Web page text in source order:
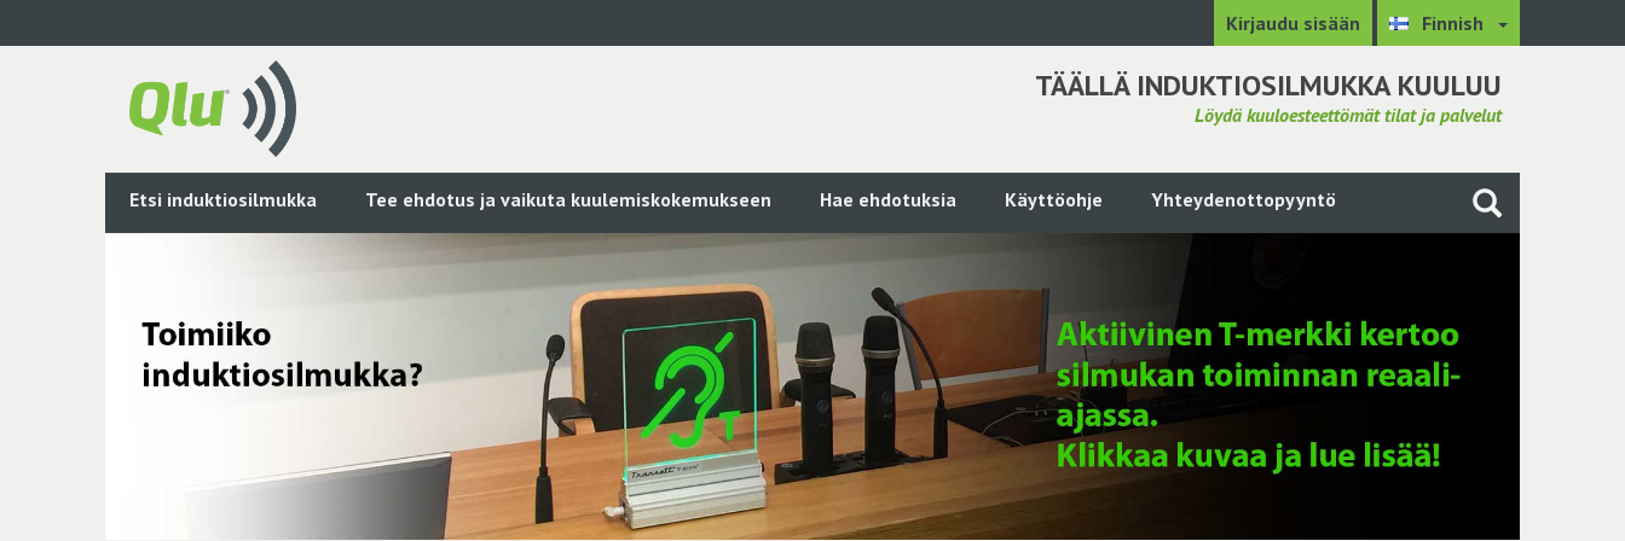
Kirjaudu sisään Finnish
TÄÄLLÄ INDUKTIOSILMUKKA KUULUU
Löydä kuuloesteettömät tilat ja palvelut
Etsi induktiosilmukka Tee ehdotus ja vaikuta kuulemiskokemukseen Hae ehdotuksia Käyttöohje Yhteydenottopyyntö